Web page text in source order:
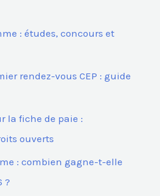
: études, concours et
rendez-vous CEP : guide
la fiche de paie :
ouverts
: combien gagne-t-elle
?